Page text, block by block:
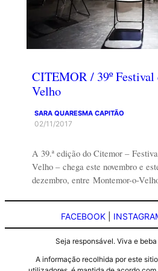
CITEMOR / 39º
Velho
SARA QUARESMA CAPITÃO
02/11/2017
A 39.ª edição do Citemor –
Velho – chega este novembro e
dezembro, entre Montemor-o-
FACEBOOK
Seja responsável. Viva e
A informação recolhida por este